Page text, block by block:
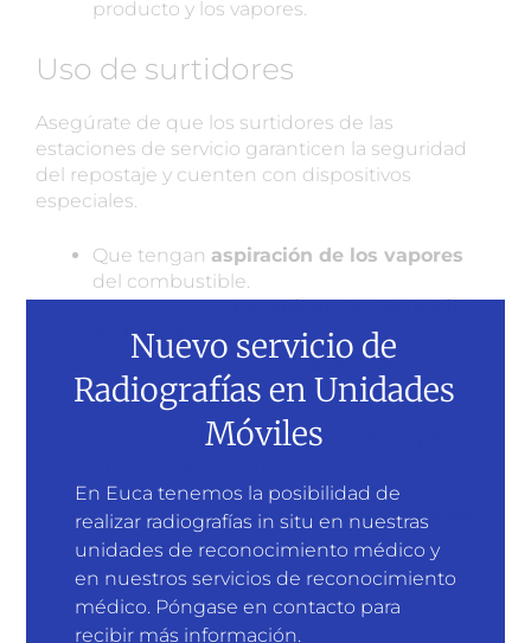
producto y los vapores.
Uso de surtidores
Asegúrate de que los surtidores de las
estaciones de servicio garanticen la seguridad
del repostaje y cuenten con dispositivos
especiales.
Que tengan aspiración de los vapores
del combustible.
Que exista unmecanismo de detección
de llenado
del depósito.
Que cuente con unaválvula de
seguridad contra golpesque evite
provocar pérdidas de carburante.
revisiones periódicas para
los surtidores que actúen como aislante.
Que tengansurtidores especiales para
camiones, con mangueras más largas y
situadas a mayor altura.
Nuevo servicio de
Radiografías en Unidades
Móviles
En Euca tenemos la posibilidad de
realizar radiografías in situ en nuestras
unidades de reconocimiento médico y
en nuestros servicios de reconocimiento
médico. Póngase en contacto para
recibir más información.